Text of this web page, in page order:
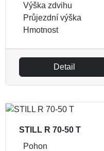
Výška zdvihu
Průjezdní výška
Hmotnost
Detail
STILL R 70-50 T
Pohon